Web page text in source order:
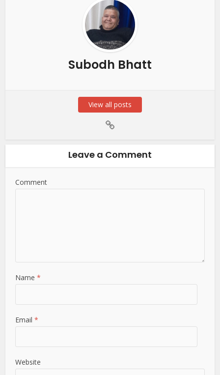
Subodh Bhatt
View all posts
Leave a Comment
Comment
Name*
Email*
Website